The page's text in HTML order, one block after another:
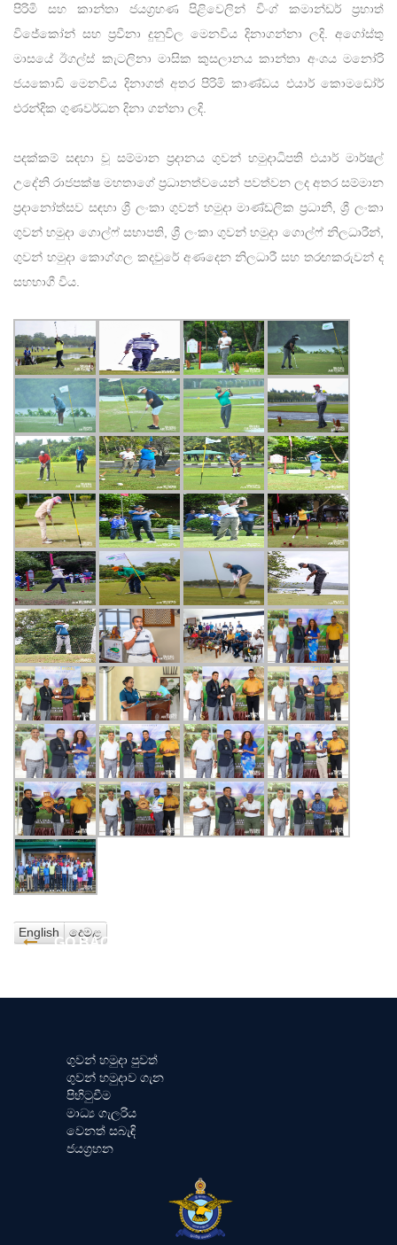
පිරිමි සහ කාන්තා ජයග්‍රහණ පිළිවෙලින් විංග් කමාන්ඩර් ප්‍රභාත්
විජේකෝන් සහ ප්‍රවීනා දුනුවිල මෙනවිය දිනාගන්නා ලදි. අගෝස්තු
මාසයේ ඊගල්ස් කැටලිනා මාසික කුසලානය කාන්තා අංශය මනෝරි
ජයකොඩි මෙනවිය දිනාගත් අතර පිරිමි කාණ්ඩය එයාර් කොමඩෝර්
එරන්දික ගුණවර්ධන දිනා ගන්නා ලදි.
පදක්කම් සඳහා වූ සම්මාන ප්‍රදානය ගුවන් හමුදාධිපති එයාර් මාර්ෂල්
උදේනි රාජපක්ෂ මහතාගේ ප්‍රධානත්වයෙන් පවත්වන ලද අතර සම්මාන
ප්‍රදානෝත්සව සඳහා ශ්‍රී ලංකා ගුවන් හමුදා මාණ්ඩලික ප්‍රධානී, ශ්‍රී ලංකා
ගුවන් හමුදා ගොල්ෆ් සභාපති, ශ්‍රී ලංකා ගුවන් හමුදා ගොල්ෆ් නිලධාරීන්,
ගුවන් හමුදා කොග්ගල කදවුරේ අණදෙන නිලධාරී සහ තරඟකරුවන් ද
සහභාගී විය.
English දෙමළ
GO BACK
ගුවන් හමුදා පුවත්
ගුවන් හමුදාව ගැන
පිහිටුවීම
මාධ්‍ය ගැලරිය
වෙනත් සබැඳි
ජයග්‍රහන